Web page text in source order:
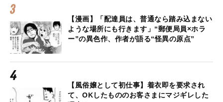
【漫画】「配達員は、普通なら踏み込まない
ような場所にも行きます」“郵便局員×ホラ
ー”の異色作、作者が語る“怪異の原点”
【風俗嬢として初仕事】着衣即を要求され
て、OKしたもののお客さまにマジギレした